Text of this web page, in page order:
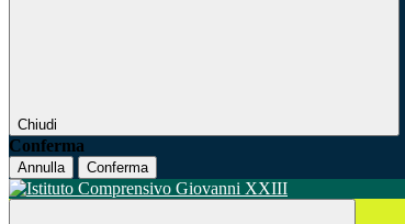
Chiudi
Conferma
Annulla Conferma